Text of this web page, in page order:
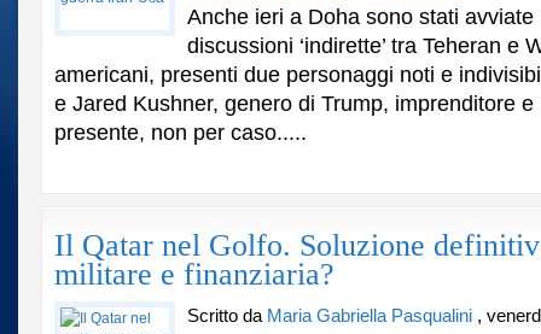
Anche ieri a Doha sono stati avviate
discussioni ‘indirette’ tra Teheran e
americani, presenti due personaggi noti e
e Jared Kushner, genero di Trump, imprenditore
presente, non per caso.....
Il Qatar nel Golfo. Soluzione
militare e finanziaria?
Scritto da Maria Gabriella Pasqualini ,